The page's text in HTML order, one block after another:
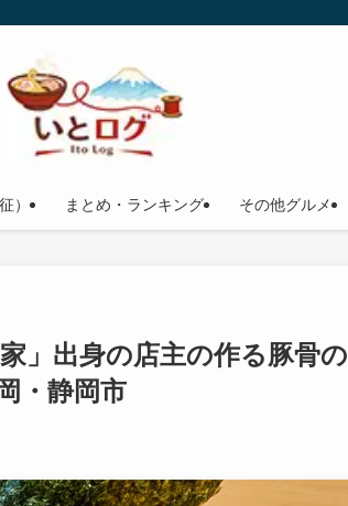
） まとめ・ランキング その他グルメ
」出身の店主の作る豚骨の
・静岡市